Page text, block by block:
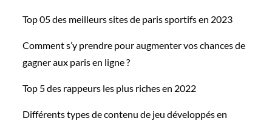
Top 05 des meilleurs sites de paris sportifs en 2023
Comment s’y prendre pour augmenter vos chances de
gagner aux paris en ligne ?
Top 5 des rappeurs les plus riches en 2022
Différents types de contenu de jeu développés en